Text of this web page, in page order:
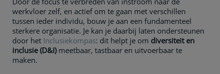
werkvloer zelf, en actief om te gaan met verschillen
tussen ieder individu, bouw je aan een fundamenteel
sterkere organisatie. Je kan je daarbij laten ondersteunen
door het Inclusiekompas: dit helpt je om diversiteit en
inclusie (D&I)meetbaar, tastbaar en uitvoerbaar te
maken.